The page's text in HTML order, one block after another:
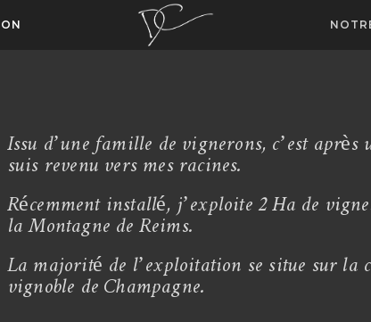
Issu d’une famille de vignerons, c’est
suis revenu vers mes racines.
Récemment installé, j’exploite 2 Ha de
la Montagne de Reims.
La majorité de l’exploitation se situe sur la
vignoble de Champagne.